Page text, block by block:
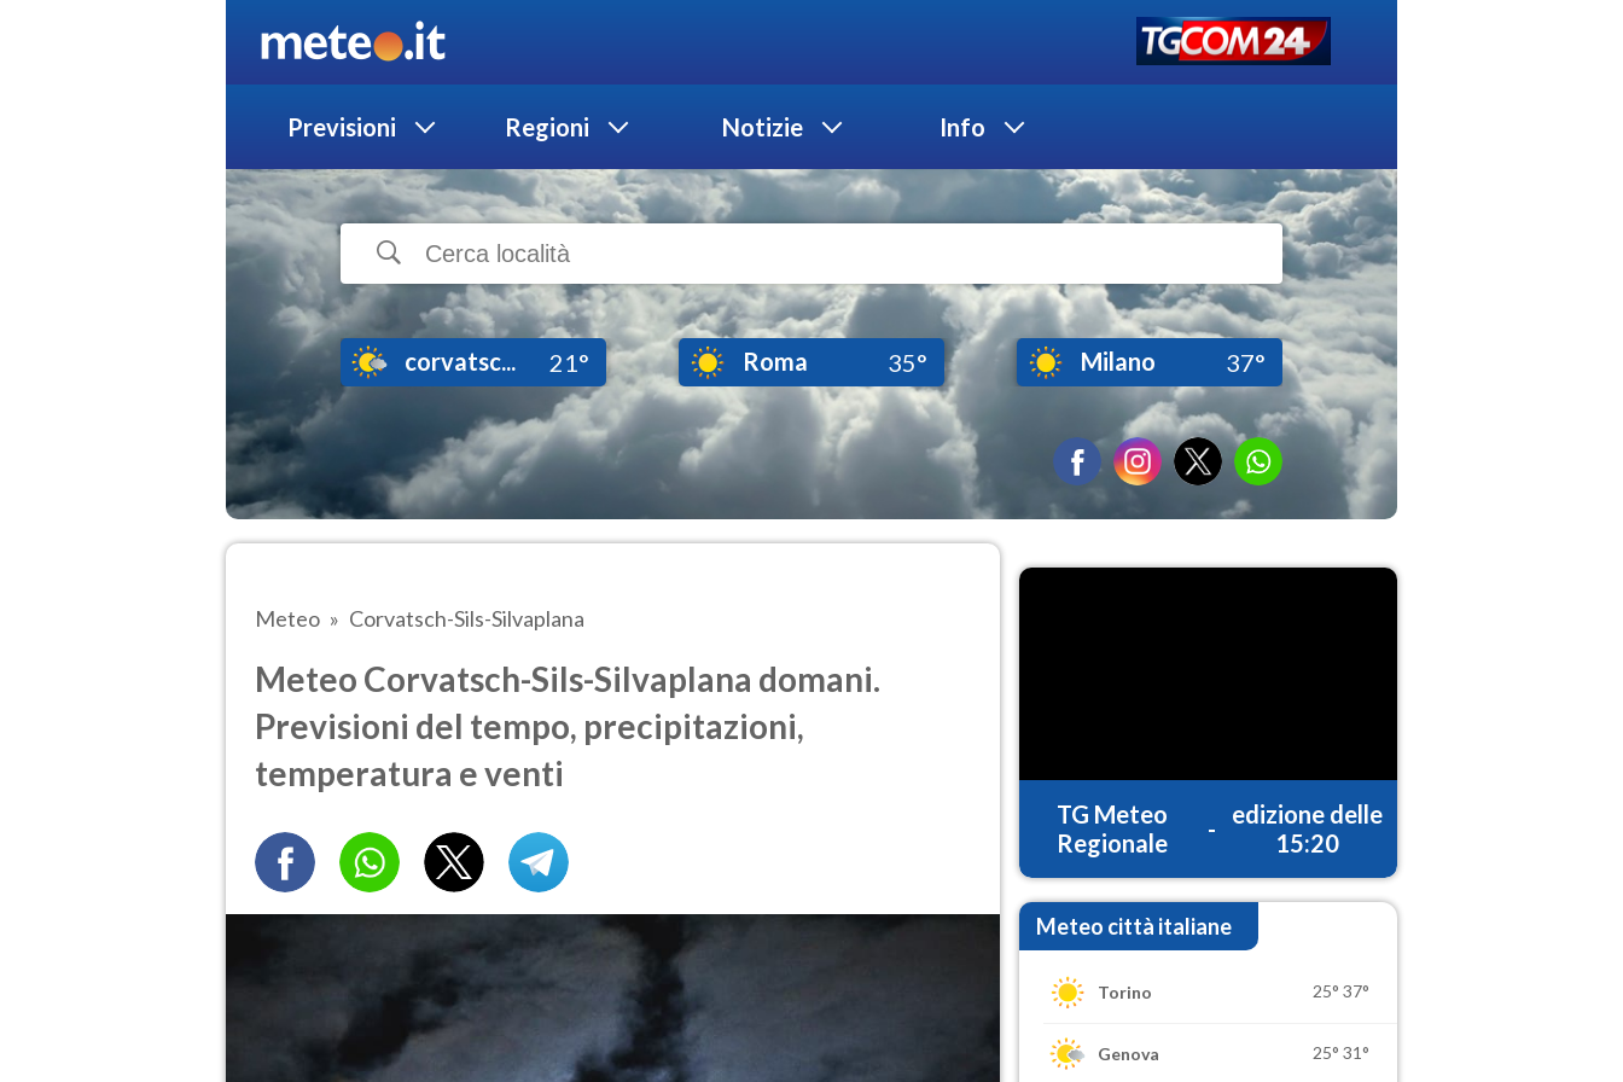
Previsioni Regioni Notizie Info
corvatsc... 21° Roma 35° Milano 37°
Meteo Corvatsch-Sils-Silvaplana
Meteo Corvatsch-Sils-Silvaplana domani.
Previsioni del tempo, precipitazioni,
temperatura e venti
TG Meteo
Regionale
-
edizione delle
15:20
Meteo città italiane
Torino 25° 37°
Genova 25° 31°